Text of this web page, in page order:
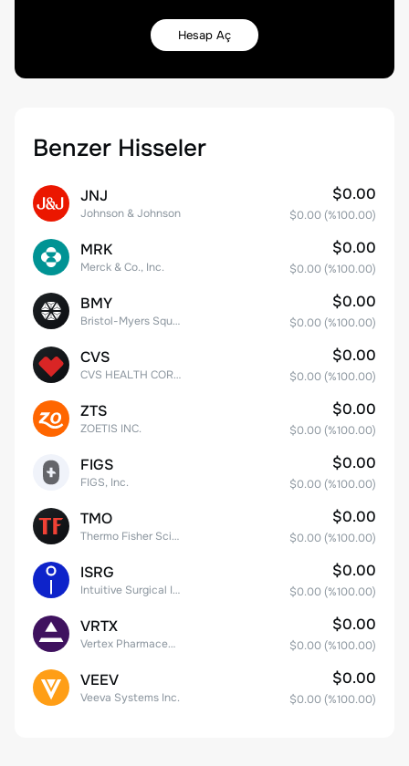
Hesap Aç
Benzer Hisseler
JNJ
Johnson & Johnson
$0.00
$0.00 (%100.00)
MRK
Merck & Co., Inc.
$0.00
$0.00 (%100.00)
BMY
Bristol-Myers Squibb Co.
$0.00
$0.00 (%100.00)
CVS
CVS HEALTH CORPORATION
$0.00
$0.00 (%100.00)
ZTS
ZOETIS INC.
$0.00
$0.00 (%100.00)
FIGS
FIGS, Inc.
$0.00
$0.00 (%100.00)
TMO
Thermo Fisher Scientific, Inc.
$0.00
$0.00 (%100.00)
ISRG
Intuitive Surgical Inc.
$0.00
$0.00 (%100.00)
VRTX
Vertex Pharmaceuticals Inc
$0.00
$0.00 (%100.00)
VEEV
Veeva Systems Inc.
$0.00
$0.00 (%100.00)